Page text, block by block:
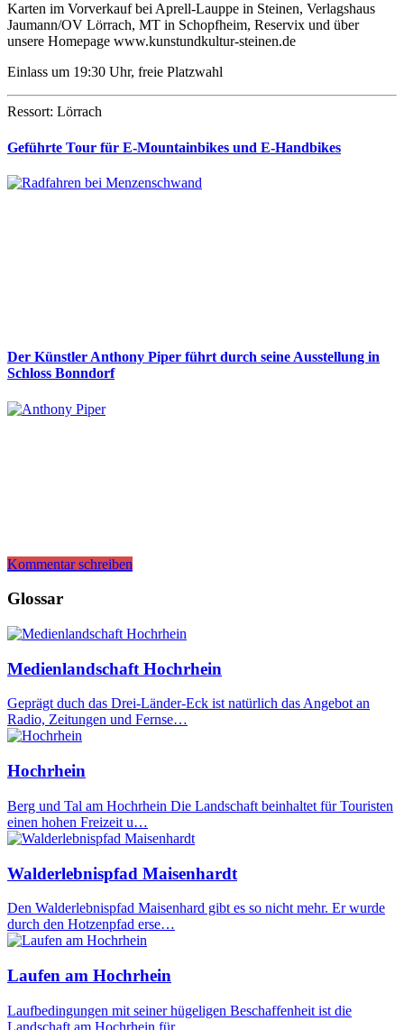
Karten im Vorverkauf bei Aprell-Lauppe in Steinen, Verlagshaus
Jaumann/OV Lörrach, MT in Schopfheim, Reservix und über
unsere Homepage www.kunstundkultur-steinen.de
Einlass um 19:30 Uhr, freie Platzwahl
Ressort: Lörrach
Geführte Tour für E-Mountainbikes und E-Handbikes
Der Künstler Anthony Piper führt durch seine Ausstellung in
Schloss Bonndorf
Kommentar schreiben
Glossar
Medienlandschaft Hochrhein
Geprägt duch das Drei-Länder-Eck ist natürlich das Angebot an
Radio, Zeitungen und Fernse…
Hochrhein
Berg und Tal am Hochrhein Die Landschaft beinhaltet für Touristen
einen hohen Freizeit u…
Walderlebnispfad Maisenhardt
Den Walderlebnispfad Maisenhard gibt es so nicht mehr. Er wurde
durch den Hotzenpfad erse…
Laufen am Hochrhein
Laufbedingungen mit seiner hügeligen Beschaffenheit ist die
Landschaft am Hochrhein für…